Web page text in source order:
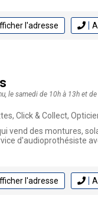
l'adresse
le samedi de 10h à 13h et
Opticien Créateur Lunetier,
vend des montures,
d'audioprothésiste
l'adresse